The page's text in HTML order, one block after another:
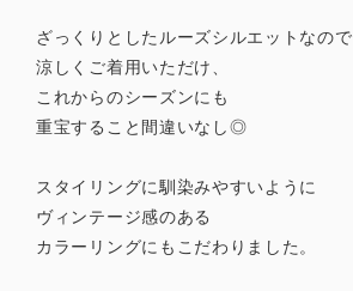
ざっくりとしたルーズシルエットなので
涼しくご着用いただけ、
これからのシーズンにも
重宝すること間違いなし◎
スタイリングに馴染みやすいように
ヴィンテージ感のある
カラーリングにもこだわりました。